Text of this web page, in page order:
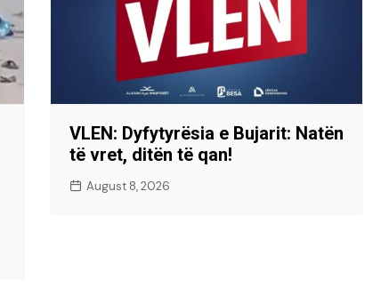
VLEN: Dyfytyrësia e Bujarit: Natën
të vret, ditën të qan!
August 8, 2026